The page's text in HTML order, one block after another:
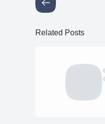
Related Posts